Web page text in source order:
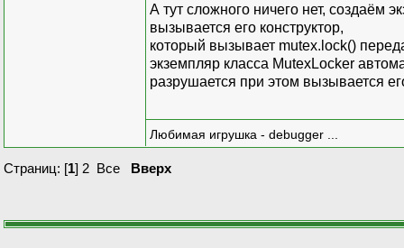
А тут сложного ничего нет, создаём
вызывается его конструктор,
который вызывает mutex.lock()
экземпляр класса MutexLocker
разрушается при этом вызывается
Любимая игрушка - debugger ...
Страниц: [1] 2 Все Вверх